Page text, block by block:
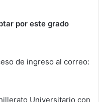
por este grado
de ingreso al correo:
Universitario con